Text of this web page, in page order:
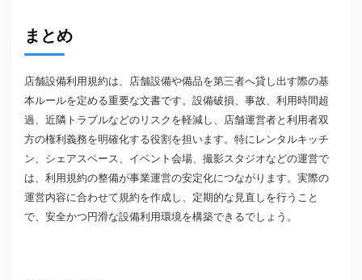
まとめ
店舗設備利用規約は、店舗設備や備品を第三者へ貸し出す際の基
本ルールを定める重要な文書です。設備破損、事故、利用時間超
過、近隣トラブルなどのリスクを軽減し、店舗運営者と利用者双
方の権利義務を明確化する役割を担います。特にレンタルキッチ
ン、シェアスペース、イベント会場、撮影スタジオなどの運営で
は、利用規約の整備が事業運営の安定化につながります。実際の
運営内容に合わせて規約を作成し、定期的な見直しを行うこと
で、安全かつ円滑な設備利用環境を構築できるでしょう。